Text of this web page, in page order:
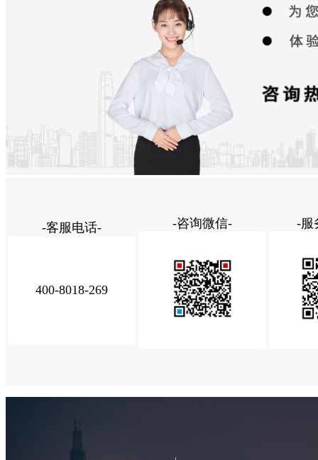
-客服电话-
400-8018-269
-咨询微信- -服